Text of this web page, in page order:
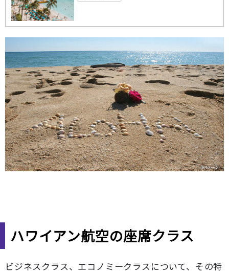
ハワイアン航空の座席クラス
ビジネスクラス、エコノミークラスについて、その特